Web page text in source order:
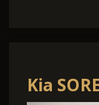
Kia